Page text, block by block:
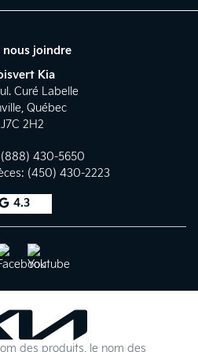
nous joindre
Kia
Curé Labelle
, Québec
J7C 2H2
(888) 430-5650
(450) 430-2223
4.3
des produits, le nom des